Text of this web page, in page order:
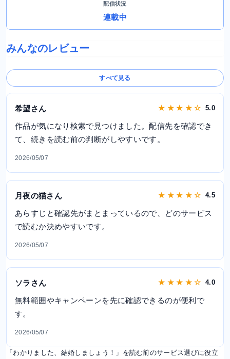
配信状況
連載中
みんなのレビュー
すべて見る
希望さん ★ ★ ★ ★ ☆ 5.0
作品が気になり検索で見つけました。配信先を確認でき
て、続きを読む前の判断がしやすいです。
2026/05/07
月夜の猫さん ★ ★ ★ ★ ☆ 4.5
あらすじと確認先がまとまっているので、どのサービス
で読むか決めやすいです。
2026/05/07
ソラさん ★ ★ ★ ★ ☆ 4.0
無料範囲やキャンペーンを先に確認できるのが便利で
す。
2026/05/07
「わかりました、結婚しましょう！」を読む前のサービス選びに役立